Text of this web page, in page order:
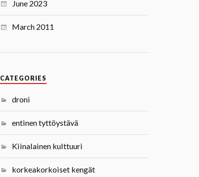
June 2023
March 2011
CATEGORIES
droni
entinen tyttöystävä
Kiinalainen kulttuuri
korkeakorkoiset kengät